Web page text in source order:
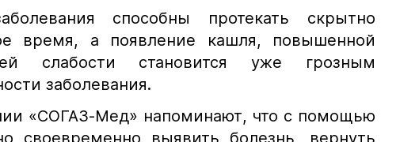
способны протекать скрытно
время, а появление кашля, повышенной
слабости становится уже грозным
заболевания.
«СОГАЗ-Мед» напоминают, что с помощью
своевременно выявить болезнь, вернуть